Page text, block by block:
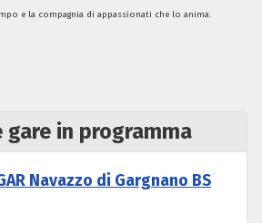
e la compagnia di appassionati che lo anima.
gare in programma
Navazzo di Gargnano BS